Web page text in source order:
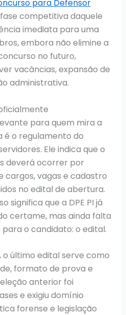
para Defensor
competitiva daquele
imediata para uma
embora não elimine a
no futuro,
vacâncias, expansão de
administrativa.
para quem mira a
o regulamento do
Ele indica que o
deverá ocorrer por
cargos, vagas e cadastro
no edital de abertura.
significa que a DPE PI já
certame, mas ainda falta
o candidato: o edital.
o último edital serve como
formato de prova e
anterior foi
e exigiu domínio
forense e legislação